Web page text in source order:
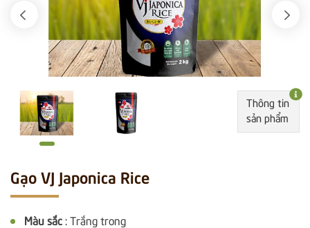
Thông tin
sản phẩm
Gạo VJ Japonica Rice
Màu sắc: Trắng trong